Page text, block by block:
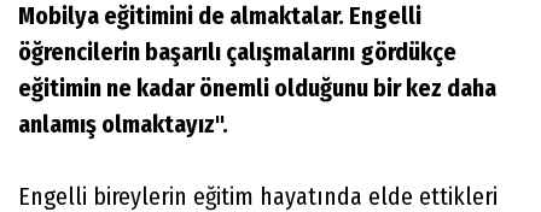
Mobilya eğitimini de almaktalar. Engelli
öğrencilerin başarılı çalışmalarını gördükçe
eğitimin ne kadar önemli olduğunu bir kez daha
anlamış olmaktayız".
Engelli bireylerin eğitim hayatında elde ettikleri